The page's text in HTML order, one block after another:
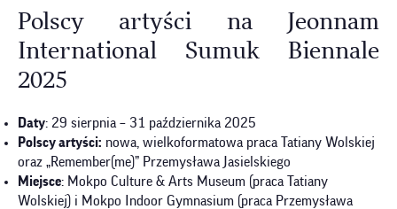
Polscy artyści na Jeonnam
International Sumuk Biennale
2025
Daty: 29 sierpnia – 31 października 2025
Polscy artyści: nowa, wielkoformatowa praca Tatiany Wolskiej
oraz „Remember(me)” Przemysława Jasielskiego
Miejsce: Mokpo Culture & Arts Museum (praca Tatiany
Wolskiej) i Mokpo Indoor Gymnasium (praca Przemysława